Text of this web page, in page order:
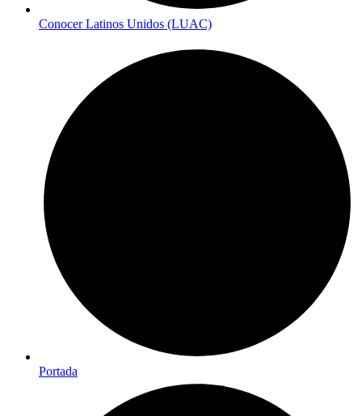
Conocer Latinos Unidos (LUAC)
Portada